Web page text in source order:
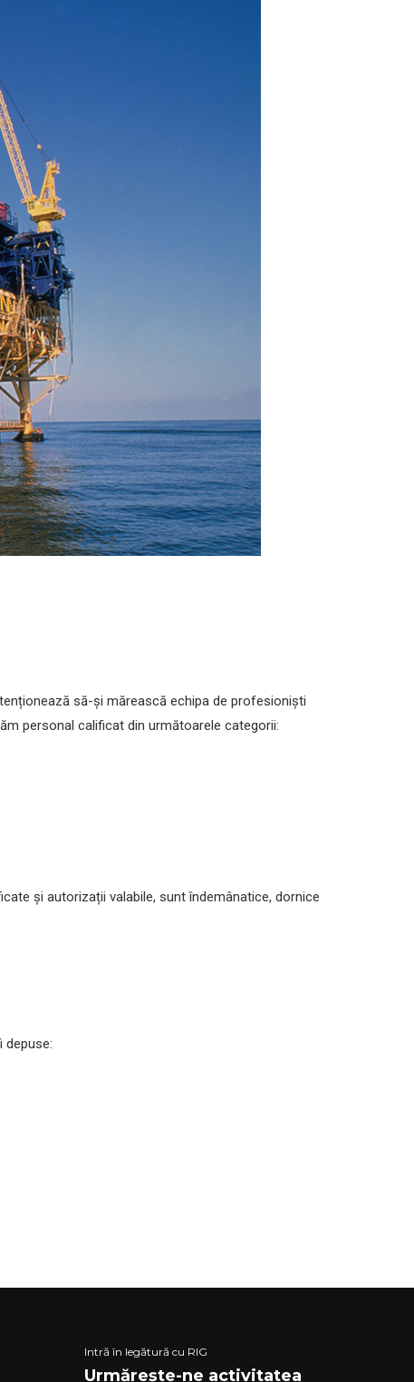
să-și mărească echipa de profesioniști
personal calificat din următoarele categorii:
și autorizații valabile, sunt îndemânatice, dornice
Intră în legătură cu RIG
Urmărește-ne activitatea